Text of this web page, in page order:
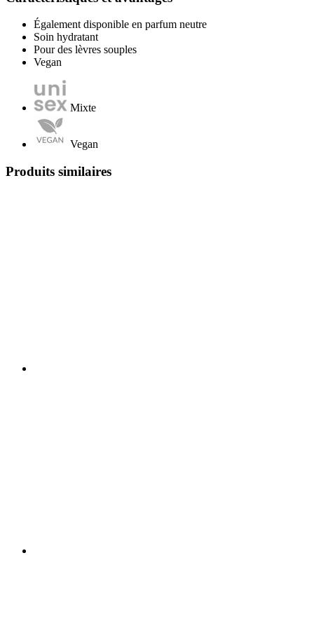
Également disponible en parfum neutre
Soin hydratant
Pour des lèvres souples
Vegan
Mixte
Vegan
Produits similaires